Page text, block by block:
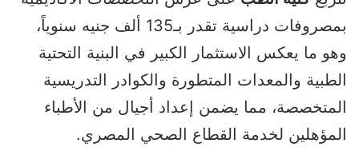
بمصروفات دراسية تقدر بـ135 ألف جنيه سنوياً،
وهو ما يعكس الاستثمار الكبير في البنية التحتية
الطبية والمعدات المتطورة والكوادر التدريسية
المتخصصة، مما يضمن إعداد أجيال من الأطباء
المؤهلين لخدمة القطاع الصحي المصري.